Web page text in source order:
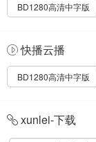
BD1280高清中字版
快播云播
BD1280高清中字版
xunlei-下载